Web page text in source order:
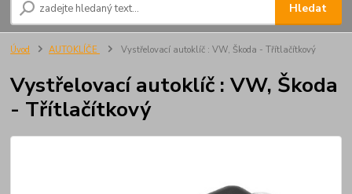
Hledat
Úvod AUTOKLÍČE Vystřelovací autoklíč : VW, Škoda - Třítlačítkový
Vystřelovací autoklíč : VW, Škoda
- Třítlačítkový